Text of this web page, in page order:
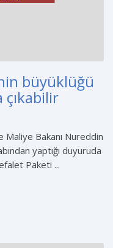
büyüklüğü
Maliye Bakanı Nureddin
yaptığı duyuruda
Paketi ...